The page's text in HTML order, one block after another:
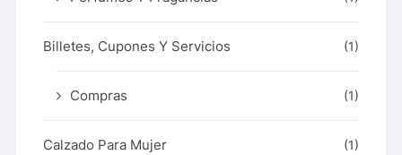
Billetes, Cupones Y Servicios (1)
Compras (1)
Calzado Para Mujer (1)